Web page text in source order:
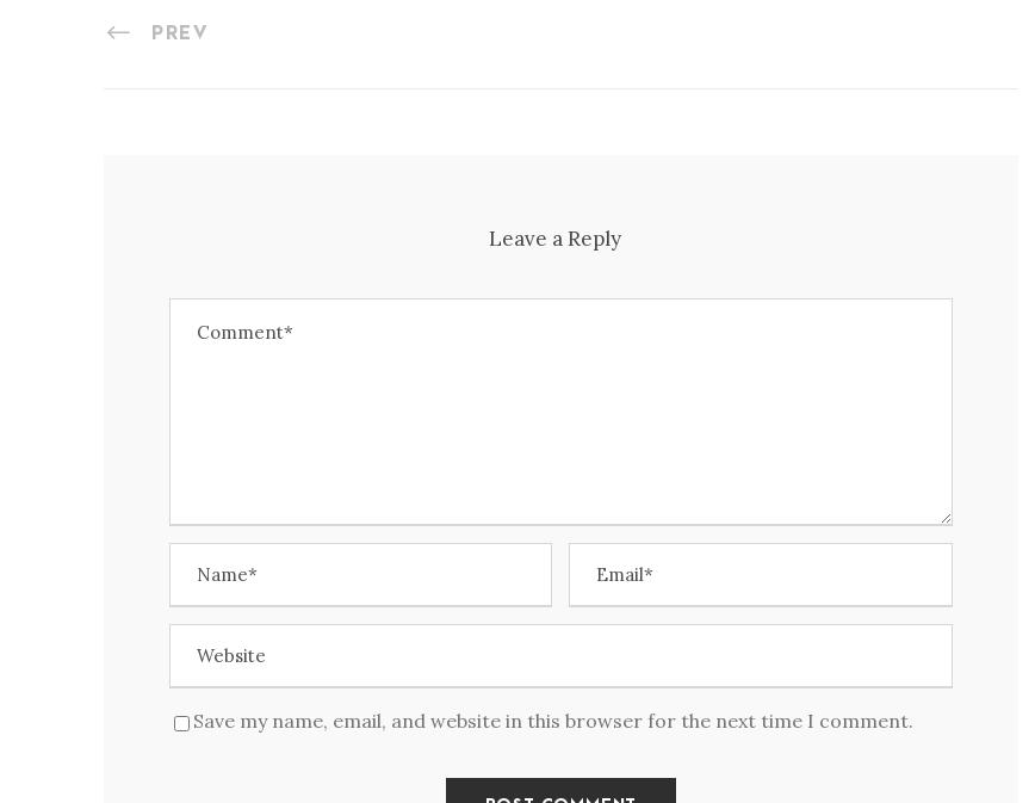
PREV
Leave a Reply
Save my name, email, and website in this browser for the next time I comment.